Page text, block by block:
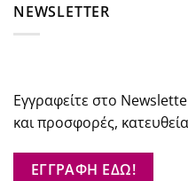
NEWSLETTER
Εγγραφείτε στο
και προσφορές,
ΕΓΓΡΑΦΗ ΕΔΩ!